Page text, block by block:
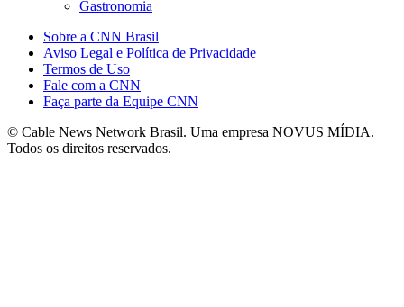
Gastronomia
Sobre a CNN Brasil
Aviso Legal e Política de Privacidade
Termos de Uso
Fale com a CNN
Faça parte da Equipe CNN
© Cable News Network Brasil. Uma empresa NOVUS MÍDIA.
Todos os direitos reservados.